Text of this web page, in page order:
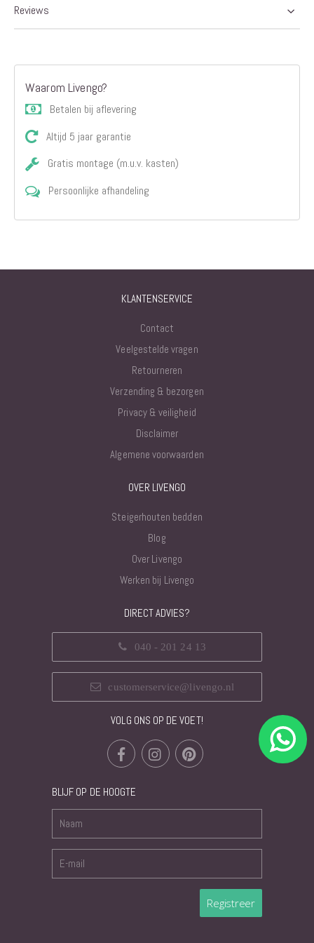
Reviews
Waarom Livengo?
Betalen bij aflevering
Altijd 5 jaar garantie
Gratis montage (m.u.v. kasten)
Persoonlijke afhandeling
KLANTENSERVICE
Contact
Veelgestelde vragen
Retourneren
Verzending & bezorgen
Privacy & veiligheid
Disclaimer
Algemene voorwaarden
OVER LIVENGO
Steigerhouten bedden
Blog
Over Livengo
Werken bij Livengo
DIRECT ADVIES?
040 - 201 24 13
customerservice@livengo.nl
VOLG ONS OP DE VOET!
BLIJF OP DE HOOGTE
Registreer